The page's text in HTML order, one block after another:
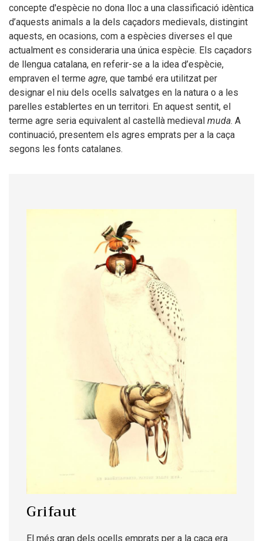
concepte d'espècie no dona lloc a una classificació idèntica
d’aquests animals a la dels caçadors medievals, distingint
aquests, en ocasions, com a espècies diverses el que
actualment es consideraria una única espècie. Els caçadors
de llengua catalana, en referir-se a la idea d’espècie,
empraven el terme agre, que també era utilitzat per
designar el niu dels ocells salvatges en la natura o a les
parelles establertes en un territori. En aquest sentit, el
terme agre seria equivalent al castellà medieval muda. A
continuació, presentem els agres emprats per a la caça
segons les fonts catalanes.
Grifaut
El més gran dels ocells emprats per a la caça era